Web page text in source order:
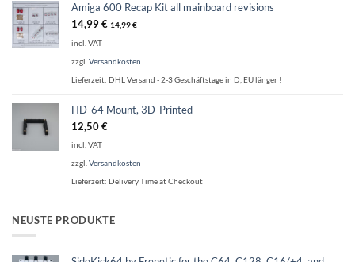
Amiga 600 Recap Kit all mainboard revisions
14,99€ 14,99€
incl. VAT
zzgl. Versandkosten
Lieferzeit: DHL Versand - 2-3 Geschäftstage in D, EU länger !
HD-64 Mount, 3D-Printed
12,50€
incl. VAT
zzgl. Versandkosten
Lieferzeit: Delivery Time at Checkout
NEUSTE PRODUKTE